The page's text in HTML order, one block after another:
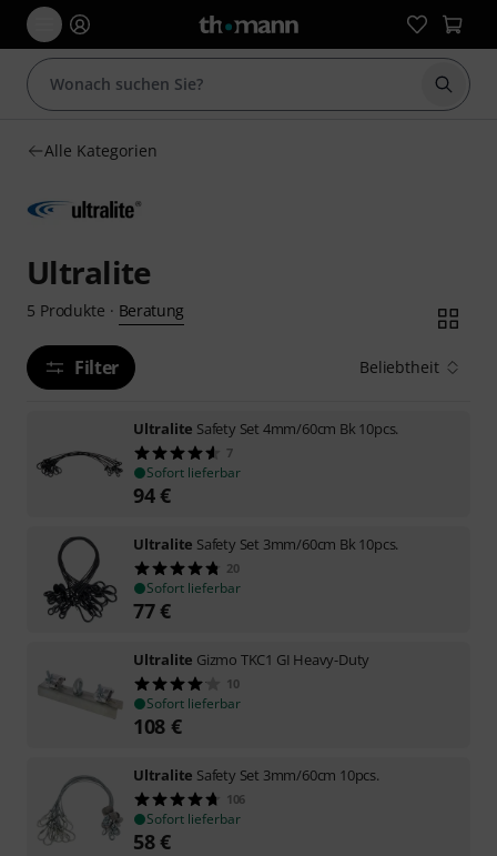
Suche
Alle Kategorien
Ultralite
5 Produkte · Beratung
Filter Beliebtheit
Ultralite Safety Set 4mm/60cm Bk 10pcs.
7
Sofort lieferbar
94€
Ultralite Safety Set 3mm/60cm Bk 10pcs.
20
Sofort lieferbar
77€
Ultralite Gizmo TKC1 GI Heavy-Duty
10
Sofort lieferbar
108 €
Ultralite Safety Set 3mm/60cm 10pcs.
106
Sofort lieferbar
58€